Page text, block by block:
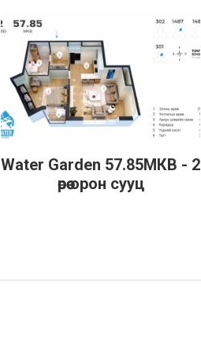
Дэлгэрэнгүй
Water Garden 57.85МКВ - 2
өрөө орон сууц